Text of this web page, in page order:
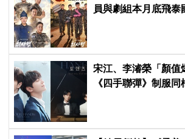
員與劇組本月底飛
宋江、李濬榮「顏值
《四手聯彈》制服